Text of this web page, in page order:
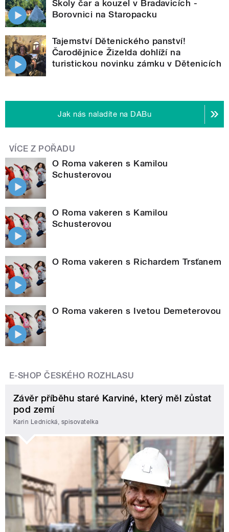
Školy čar a kouzel v Bradavicích -
Borovnici na Staropacku
Tajemství Dětenického panství!
Čarodějnice Žizelda dohlíží na
turistickou novinku zámku v Dětenicích
Jak nás naladíte na DABu
VÍCE Z POŘADU
O Roma vakeren s Kamilou
Schusterovou
O Roma vakeren s Kamilou
Schusterovou
O Roma vakeren s Richardem Trsťanem
O Roma vakeren s Ivetou Demeterovou
E-SHOP ČESKÉHO ROZHLASU
Závěr příběhu staré Karviné, který měl zůstat
pod zemí
Karin Lednická, spisovatelka